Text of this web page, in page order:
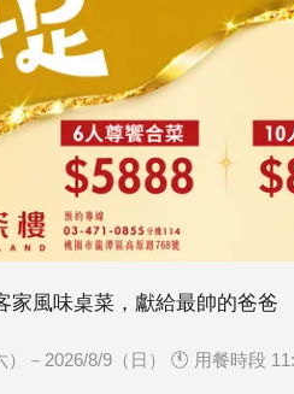
家風味桌菜，獻給最帥的爸爸
－2026/8/9（日） 🕚 用餐時段